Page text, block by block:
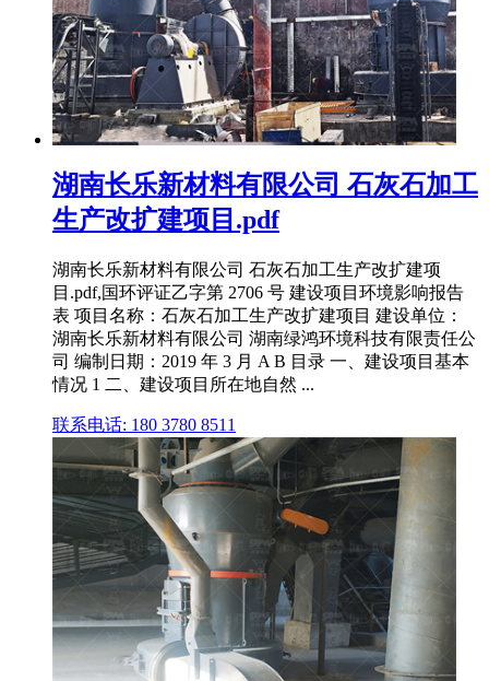
湖南长乐新材料有限公司 石灰石加工
生产改扩建项目.pdf
湖南长乐新材料有限公司 石灰石加工生产改扩建项
目.pdf,国环评证乙字第 2706 号 建设项目环境影响报告
表 项目名称：石灰石加工生产改扩建项目 建设单位：
湖南长乐新材料有限公司 湖南绿鸿环境科技有限责任公
司 编制日期：2019 年 3 月 A B 目录 一、建设项目基本
情况 1 二、建设项目所在地自然 ...
联系电话: 180 3780 8511